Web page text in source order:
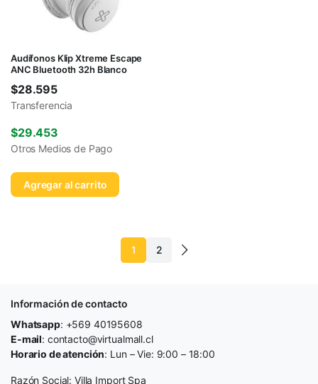
Audífonos Klip Xtreme Escape
ANC Bluetooth 32h Blanco
$28.595
Transferencia
$29.453
Otros Medios de Pago
Agregar al carrito
1 2
Información de contacto
Whatsapp: +569 40195608
E-mail: contacto@virtualmall.cl
Horario de atención: Lun – Vie: 9:00 – 18:00
Razón Social: Villa Import Spa